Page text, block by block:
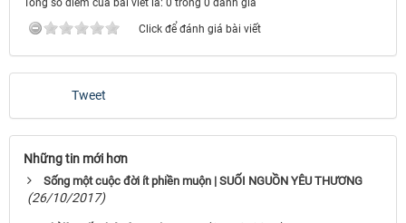
Click để đánh giá bài viết
Tweet
Những tin mới hơn
Sống một cuộc đời ít phiền muộn | SUỐI NGUỒN YÊU THƯƠNG
(26/10/2017)